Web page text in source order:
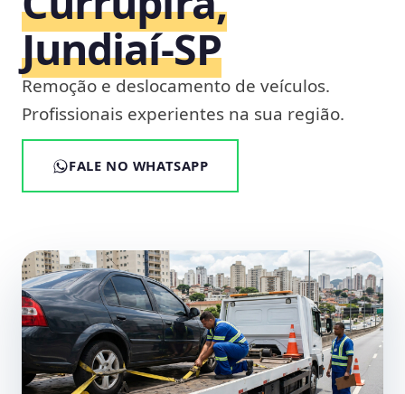
Jundiaí‑SP
Remoção e deslocamento de veículos.
Profissionais experientes na sua região.
FALE NO WHATSAPP